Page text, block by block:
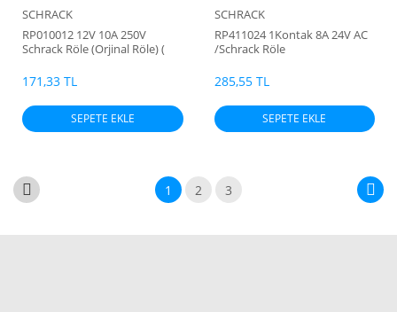
SCHRACK
RP010012 12V 10A 250V
Schrack Röle (Orjinal Röle) (
171,33 TL
SEPETE EKLE
SCHRACK
RP411024 1Kontak 8A 24V AC
/Schrack Röle
285,55 TL
SEPETE EKLE
1 2 3